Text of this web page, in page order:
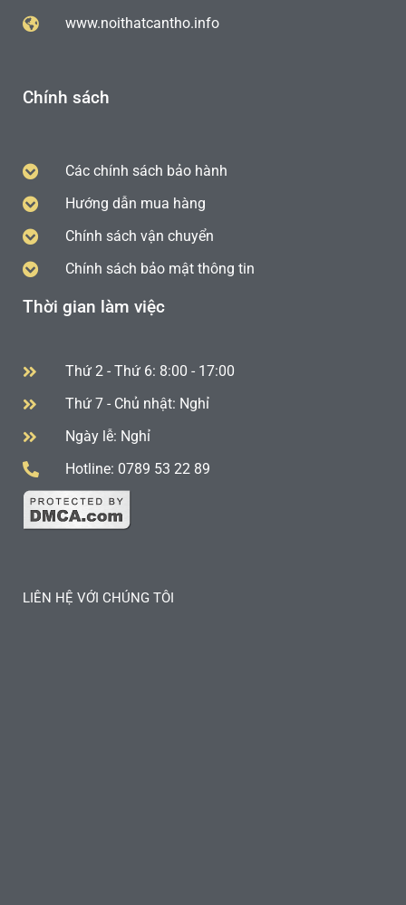
www.noithatcantho.info
Chính sách
Các chính sách bảo hành
Hướng dẫn mua hàng
Chính sách vận chuyển
Chính sách bảo mật thông tin
Thời gian làm việc
Thứ 2 - Thứ 6: 8:00 - 17:00
Thứ 7 - Chủ nhật: Nghỉ
Ngày lễ: Nghỉ
Hotline: 0789 53 22 89
LIÊN HỆ VỚI CHÚNG TÔI